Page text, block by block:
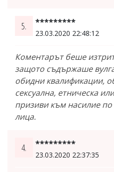
5. *********
23.03.2020 22:48:12
Коментарът беше
защото съдържаше
обидни квалификации,
сексуална, етническа
призиви към насилие по
лица.
4. *********
23.03.2020 22:37:35